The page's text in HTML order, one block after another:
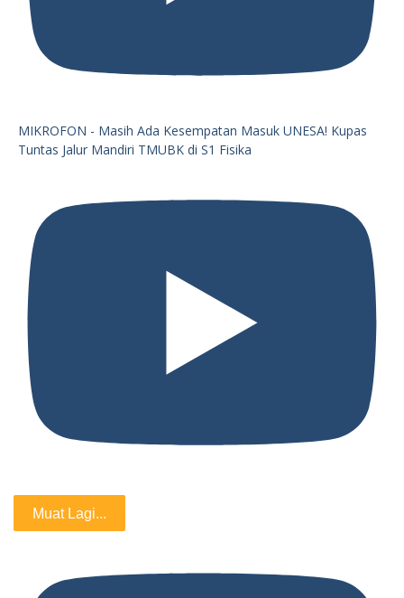
MIKROFON - Masih Ada Kesempatan Masuk UNESA! Kupas
Tuntas Jalur Mandiri TMUBK di S1 Fisika
Muat Lagi...